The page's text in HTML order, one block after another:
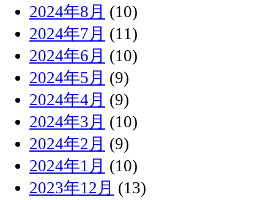
2024年8月 (10)
2024年7月 (11)
2024年6月 (10)
2024年5月 (9)
2024年4月 (9)
2024年3月 (10)
2024年2月 (9)
2024年1月 (10)
2023年12月 (13)